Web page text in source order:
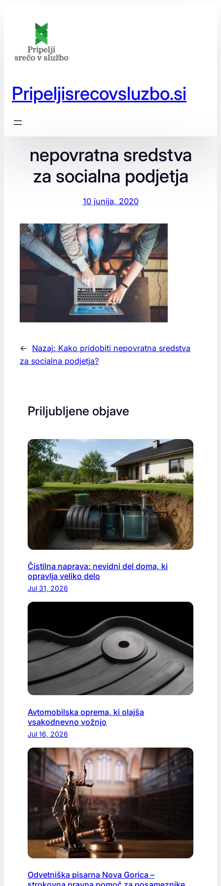
Pripeljisrecovsluzbo.si
nepovratna sredstva
za socialna podjetja
10 junija, 2020
← Nazaj: Kako pridobiti nepovratna sredstva
za socialna podjetja?
Priljubljene objave
Čistilna naprava: nevidni del doma, ki
opravlja veliko delo
Jul 31, 2026
Avtomobilska oprema, ki olajša
vsakodnevno vožnjo
Jul 16, 2026
Odvetniška pisarna Nova Gorica –